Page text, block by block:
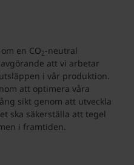
en CO2-neutral
att vi arbetar
i vår produktion.
att optimera våra
sikt genom att utveckla
ska säkerställa att tegel
i framtiden.